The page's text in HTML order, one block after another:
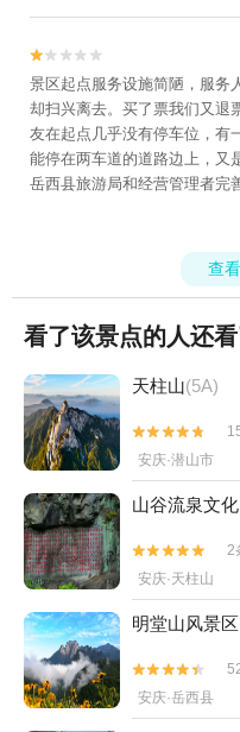


景区起点服务设施简陋，服务
却扫兴离去。买了票我们又退
友在起点几乎没有停车位，有
能停在两车道的道路边上，又
岳西县旅游局和经营管理者完
查
看了该景点的人还
天柱山(5A)


安庆·潜山市
山谷流泉文


2
安庆·天柱山
明堂山风景区


安庆·岳西县